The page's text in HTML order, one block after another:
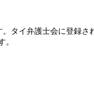
タイ弁護士会に登録
。